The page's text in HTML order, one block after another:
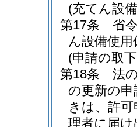
(充てん設
第17条
省
ん設備使
(申請の取
第18条
法
の更新の
きは、許
理者に届